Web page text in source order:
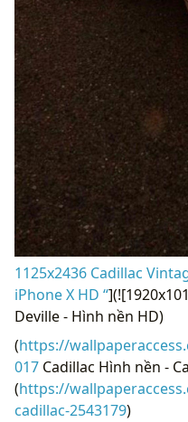
1125x2436 Cadillac
iPhone X HD “
Deville - Hình nền HD)
(https://
017 Cadillac Hình nền -
(https://
cadillac-2543179)